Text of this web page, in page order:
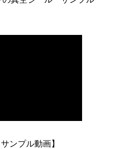
ンプル動画】